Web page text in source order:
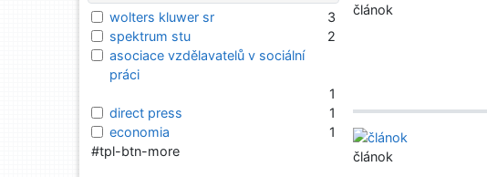
článok
článok
wolters kluwer sr
3
spektrum stu
2
asociace vzdělavatelů v sociální
práci
1
direct press
1
economia
1
#tpl-btn-more